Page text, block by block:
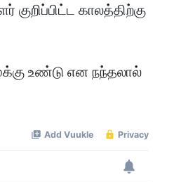
காலத்திற்கு
உண்டு என நந்தலால்